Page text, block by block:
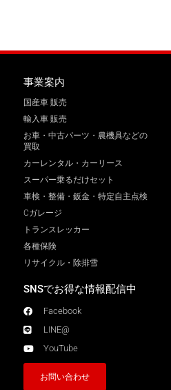
事業案内
国産車 販売
輸入車 販売
お車・中古パーツ・農機具などの
買取
カーレンタル・カーリース
スーパー乗るだけセット
車検・整備・鈑金・特定自主点検
Cガレージ
トランスレッカー
各種保険
リサイクル・除排雪
SNSでお得な情報配信中
Facebook
LINE@
YouTube
お問い合わせ